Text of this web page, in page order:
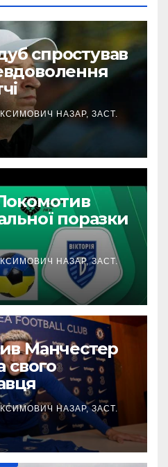
спростував
НАЗАР, ЗАСТ.
поразки
НАЗАР, ЗАСТ.
Манчестер
свого
НАЗАР, ЗАСТ.